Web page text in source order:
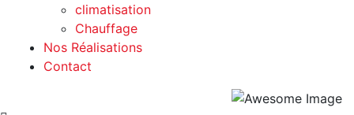
climatisation
Chauffage
Nos Réalisations
Contact